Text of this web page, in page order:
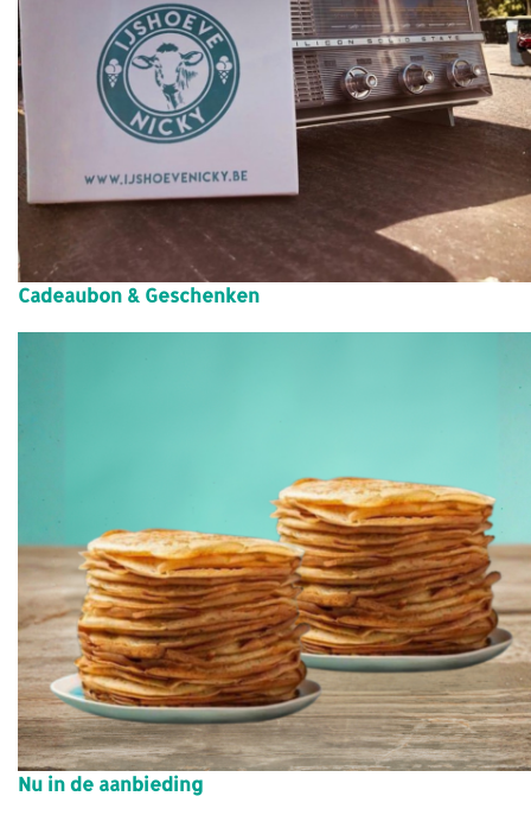
Cadeaubon & Geschenken
Nu in de aanbieding